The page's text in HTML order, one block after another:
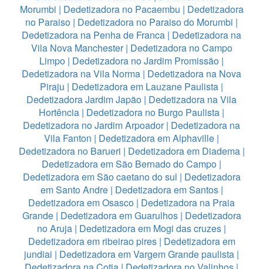
Morumbi | Dedetizadora no Pacaembu | Dedetizadora
no Paraiso | Dedetizadora no Paraiso do Morumbi |
Dedetizadora na Penha de Franca | Dedetizadora na
Vila Nova Manchester| Dedetizadora no Campo
Limpo | Dedetizadora no Jardim Promissão |
Dedetizadora na Vila Norma | Dedetizadora na Nova
Piraju | Dedetizadora em Lauzane Paulista |
Dedetizadora Jardim Japão | Dedetizadora na Vila
Hortência | Dedetizadora no Burgo Paulista |
Dedetizadora no Jardim Arpoador| Dedetizadora na
Vila Fanton | Dedetizadora em Alphaville |
Dedetizadora no Barueri | Dedetizadora em Diadema|
Dedetizadora em São Bernado do Campo |
Dedetizadora em São caetano do sul | Dedetizadora
em Santo Andre| Dedetizadora em Santos|
Dedetizadora em Osasco | Dedetizadora na Praia
Grande| Dedetizadora em Guarulhos| Dedetizadora
no Aruja | Dedetizadora em Mogi das cruzes |
Dedetizadora em ribeirao pires| Dedetizadora em
jundiai | Dedetizadora em Vargem Grande paulista |